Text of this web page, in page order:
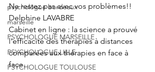
psychologue bordeaux
marseille
PSYCHOLOGUE MARSEILLE
PSYCHOLOGUE LILLE
PSYCHOLOGUE TOULOUSE
Ne restez pas avec vos problèmes!!
Delphine LAVABRE
Cabinet en ligne : la science a prouvé
l'efficacité des thérapies à distances
comparées aux thérapies en face à
face.